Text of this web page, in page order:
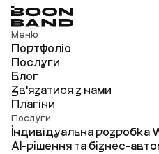
Меню
Портфоліо
Послуги
Блог
Зв'язатися з нами
Плагіни
Послуги
Індивідуальна розробка
AI-рішення та бізнес-